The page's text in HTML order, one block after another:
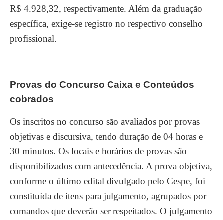
R$ 4.928,32, respectivamente. Além da graduação
específica, exige-se registro no respectivo conselho
profissional.
Provas do Concurso Caixa e Conteúdos
cobrados
Os inscritos no concurso são avaliados por provas
objetivas e discursiva, tendo duração de 04 horas e
30 minutos. Os locais e horários de provas são
disponibilizados com antecedência. A prova objetiva,
conforme o último edital divulgado pelo Cespe, foi
constituída de itens para julgamento, agrupados por
comandos que deverão ser respeitados. O julgamento